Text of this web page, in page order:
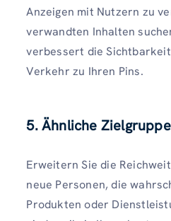
Anzeigen mit Nutzern zu
verwandten Inhalten
verbessert die
Verkehr zu Ihren Pins.
5. Ähnliche
Erweitern Sie die
neue Personen, die
Produkten oder